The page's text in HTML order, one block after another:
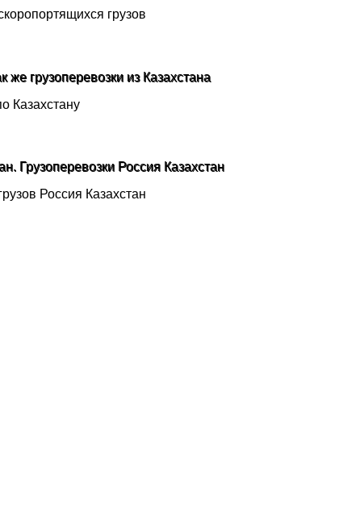
грузоперевозки из Казахстана
Грузоперевозки Россия Казахстан